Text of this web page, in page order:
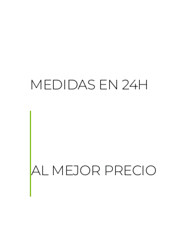
MEDIDAS EN 24H
AL MEJOR PRECIO